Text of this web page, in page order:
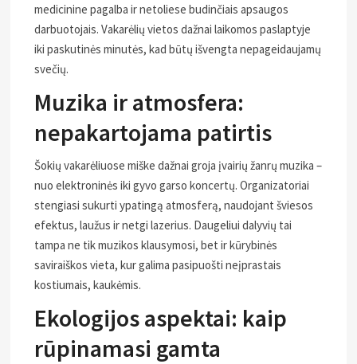
medicinine pagalba ir netoliese budinčiais apsaugos
darbuotojais. Vakarėlių vietos dažnai laikomos paslaptyje
iki paskutinės minutės, kad būtų išvengta nepageidaujamų
svečių.
Muzika ir atmosfera:
nepakartojama patirtis
Šokių vakarėliuose miške dažnai groja įvairių žanrų muzika –
nuo elektroninės iki gyvo garso koncertų. Organizatoriai
stengiasi sukurti ypatingą atmosferą, naudojant šviesos
efektus, laužus ir netgi lazerius. Daugeliui dalyvių tai
tampa ne tik muzikos klausymosi, bet ir kūrybinės
saviraiškos vieta, kur galima pasipuošti neįprastais
kostiumais, kaukėmis.
Ekologijos aspektai: kaip
rūpinamasi gamta